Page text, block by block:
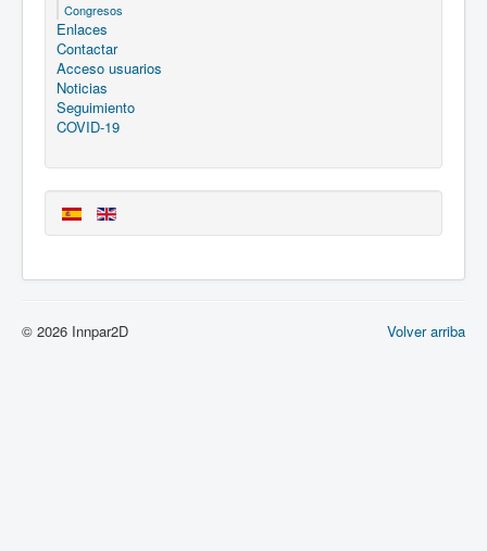
Congresos
Enlaces
Contactar
Acceso usuarios
Noticias
Seguimiento
COVID-19
Volver arriba
© 2026 Innpar2D